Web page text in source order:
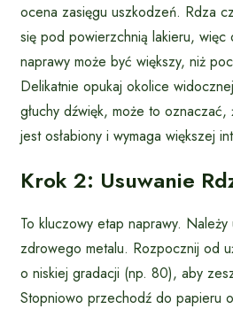
ocena zasięgu uszkodzeń. Rdza
się pod powierzchnią lakieru, więc
naprawy może być większy, niż
Delikatnie opukaj okolice
głuchy dźwięk, może to
jest osłabiony i wymaga większej
Krok 2: Usuwanie
To kluczowy etap naprawy.
zdrowego metalu. Rozpocznij od
o niskiej gradacji (np. 80), aby
Stopniowo przechodź do papieru